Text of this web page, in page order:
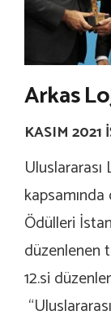
Arkas
KASIM 2021
Ödülleri
düzenlenen
12.si